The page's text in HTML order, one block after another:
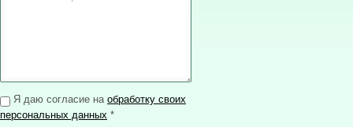
Я даю согласие на обработку своих
персональных данных *